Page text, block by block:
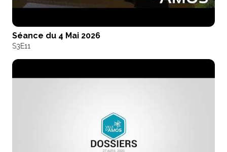
Séance du 4 Mai 2026
S3E11